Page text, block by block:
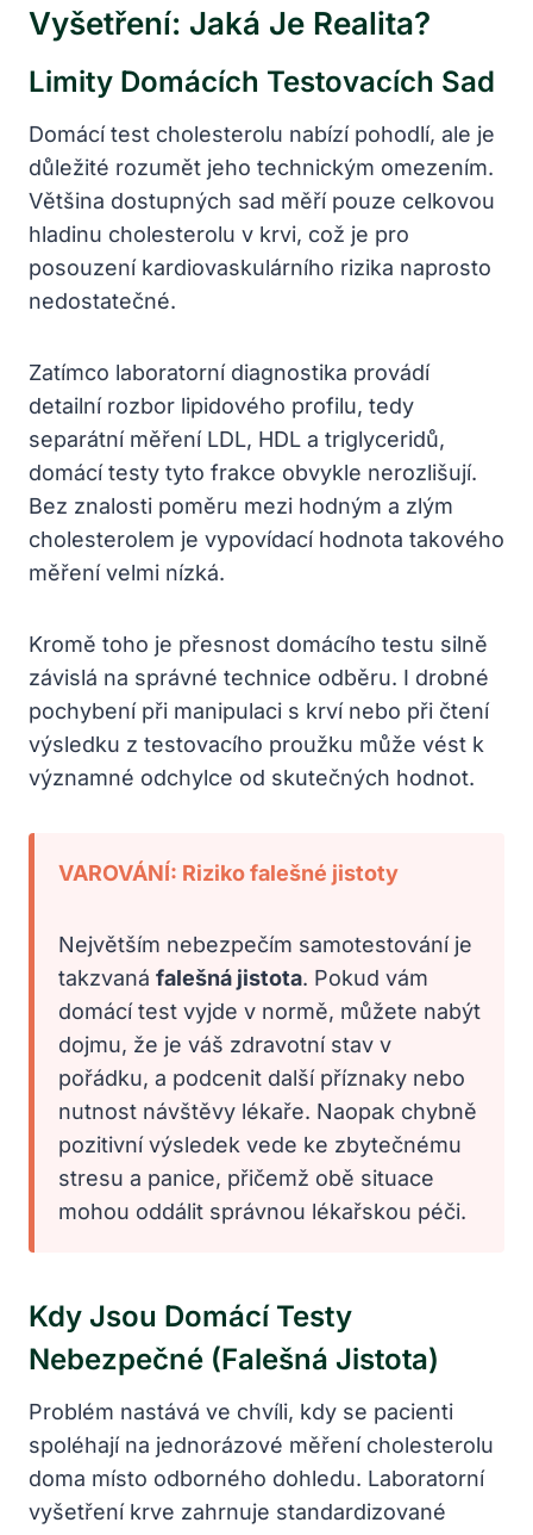
Vyšetření: Jaká Je Realita?
Limity Domácích Testovacích Sad
Domácí test cholesterolu nabízí pohodlí, ale je
důležité rozumět jeho technickým omezením.
Většina dostupných sad měří pouze celkovou
hladinu cholesterolu v krvi, což je pro
posouzení kardiovaskulárního rizika naprosto
nedostatečné.
Zatímco laboratorní diagnostika provádí
detailní rozbor lipidového profilu, tedy
separátní měření LDL, HDL a triglyceridů,
domácí testy tyto frakce obvykle nerozlišují.
Bez znalosti poměru mezi hodným a zlým
cholesterolem je vypovídací hodnota takového
měření velmi nízká.
Kromě toho je přesnost domácího testu silně
závislá na správné technice odběru. I drobné
pochybení při manipulaci s krví nebo při čtení
výsledku z testovacího proužku může vést k
významné odchylce od skutečných hodnot.
VAROVÁNÍ: Riziko falešné jistoty
Největším nebezpečím samotestování je
takzvaná falešná jistota. Pokud vám
domácí test vyjde v normě, můžete nabýt
dojmu, že je váš zdravotní stav v
pořádku, a podcenit další příznaky nebo
nutnost návštěvy lékaře. Naopak chybně
pozitivní výsledek vede ke zbytečnému
stresu a panice, přičemž obě situace
mohou oddálit správnou lékařskou péči.
Kdy Jsou Domácí Testy
Nebezpečné (falešná Jistota)
Problém nastává ve chvíli, kdy se pacienti
spoléhají na jednorázové měření cholesterolu
doma místo odborného dohledu. Laboratorní
vyšetření krve zahrnuje standardizované